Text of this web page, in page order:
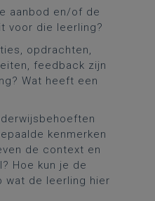
aanbod en/of de
voor die leerling?
opdrachten,
feedback zijn
Wat heeft een
kenmerken
de context en
Hoe kun je de
wat de leerling hier